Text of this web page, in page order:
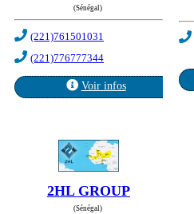
(Sénégal)
(221)761501031
(221)776777344
Voir infos
2HL GROUP
(Sénégal)